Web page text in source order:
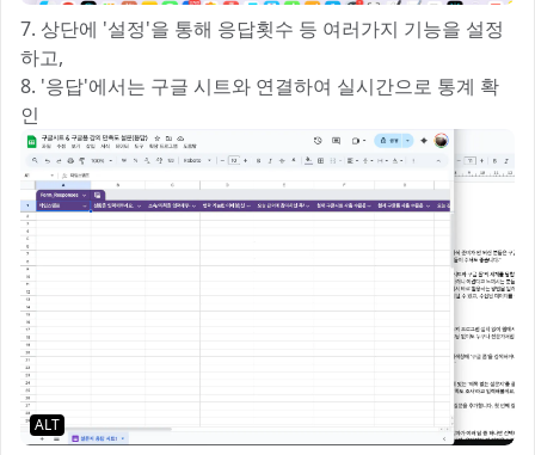
7. 상단에 '설정'을 통해 응답횟수 등 여러가지 기능을 설정
하고,
8. '응답'에서는 구글 시트와 연결하여 실시간으로 통계 확
인
ALT